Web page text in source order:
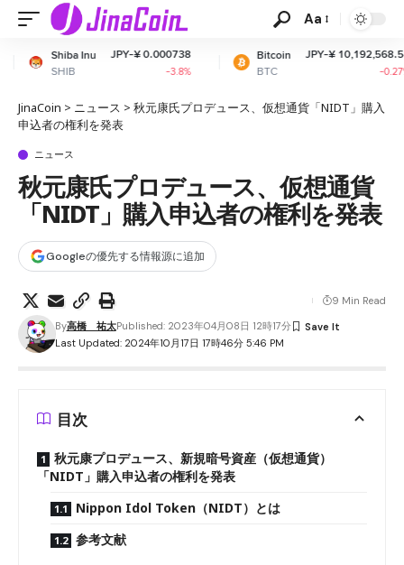
Aa
JPY-¥ 0.000738
-3.8%
Bitcoin
BTC
JPY-¥ 10,192,568.54
ETH
JinaCoin > ニュース > 秋元康氏プロデュース、仮想通貨「NIDT」購入
申込者の権利を発表
ニュース
秋元康氏プロデュース、仮想通貨
「NIDT」購入申込者の権利を発表
Googleの優先する情報源に追加
Last Updated: 2024年10月17日 17時46分 5:46 PM
By高橋 祐太Published: 2023年04月08日 12時17分
9 Min Read
目次
秋元康プロデュース、新規暗号資産（仮想通貨）
「NIDT」購入申込者の権利を発表
Nippon Idol Token（NIDT）とは
参考文献